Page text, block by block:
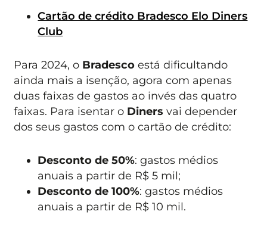
Cartão de crédito Bradesco Elo Diners
Club
Para 2024, o Bradescoestá dificultando
ainda mais a isenção, agora com apenas
duas faixas de gastos ao invés das quatro
faixas. Para isentar o Dinersvai depender
dos seus gastos com o cartão de crédito:
Desconto de 50%: gastos médios
anuais a partir de R$ 5 mil;
Desconto de 100%: gastos médios
anuais a partir de R$ 10 mil.